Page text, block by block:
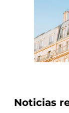
Noticias